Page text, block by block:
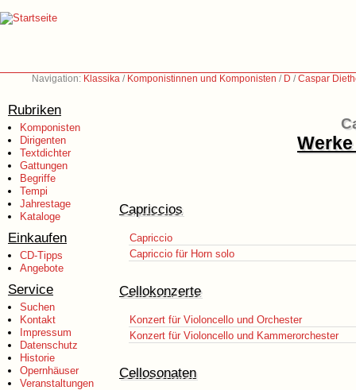
Navigation: Klassika / Komponistinnen und Komponisten / D /Caspar
Rubriken
Komponisten
Dirigenten
Textdichter
Gattungen
Begriffe
Tempi
Jahrestage
Kataloge
Einkaufen
CD-Tipps
Angebote
Service
Suchen
Kontakt
Impressum
Datenschutz
Historie
Opernhäuser
Veranstaltungen
Capriccios
Capriccio
Capriccio für Horn solo
Cellokonzerte
Konzert für Violoncello und Orchester
Konzert für Violoncello und Kammerorchester
Cellosonaten